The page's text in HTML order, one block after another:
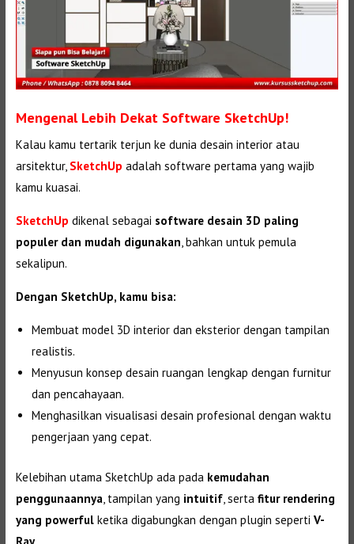
Mengenal Lebih Dekat Software SketchUp!
Kalau kamu tertarik terjun ke dunia desain interior atau
arsitektur, SketchUp adalah software pertama yang wajib
kamu kuasai.
SketchUp dikenal sebagai software desain 3D paling
populer dan mudah digunakan , bahkan untuk pemula
sekalipun.
Dengan SketchUp, kamu bisa:
Membuat model 3D interior dan eksterior dengan tampilan
realistis.
Menyusun konsep desain ruangan lengkap dengan furnitur
dan pencahayaan.
Menghasilkan visualisasi desain profesional dengan waktu
pengerjaan yang cepat.
Kelebihan utama SketchUp ada pada kemudahan
penggunaannya , tampilan yang intuitif, serta fitur rendering
yang powerfulketika digabungkan dengan plugin seperti V-